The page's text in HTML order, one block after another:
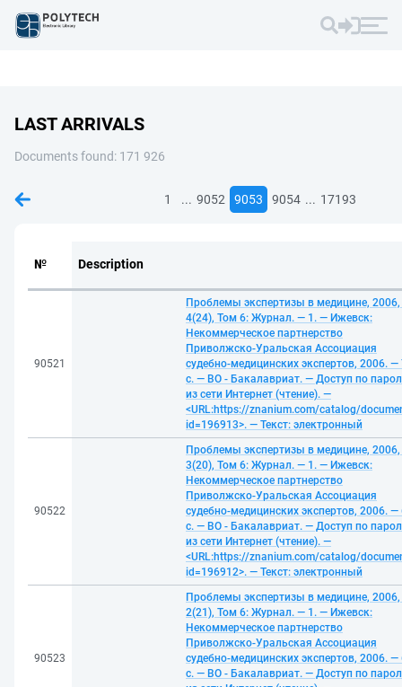
LAST ARRIVALS
Documents found: 171 926
1 ... 9052 9053 9054 ... 17193
№ Description
90521
Проблемы экспертизы в медицине,
4(24), Том 6: Журнал. — 1. — Ижевск:
Некоммерческое партнерство
Приволжско-Уральская Ассоциация
судебно-медицинских экспертов, 2006. —
с. — ВО - Бакалавриат. — Доступ по
из сети Интернет (чтение). —
<URL:https://znanium.com/catalog/
id=196913>. — Текст: электронный
90522
Проблемы экспертизы в медицине,
3(20), Том 6: Журнал. — 1. — Ижевск:
Некоммерческое партнерство
Приволжско-Уральская Ассоциация
судебно-медицинских экспертов, 2006. —
с. — ВО - Бакалавриат. — Доступ по
из сети Интернет (чтение). —
<URL:https://znanium.com/catalog/
id=196912>. — Текст: электронный
90523
Проблемы экспертизы в медицине,
2(21), Том 6: Журнал. — 1. — Ижевск:
Некоммерческое партнерство
Приволжско-Уральская Ассоциация
судебно-медицинских экспертов, 2006. —
с. — ВО - Бакалавриат. — Доступ по